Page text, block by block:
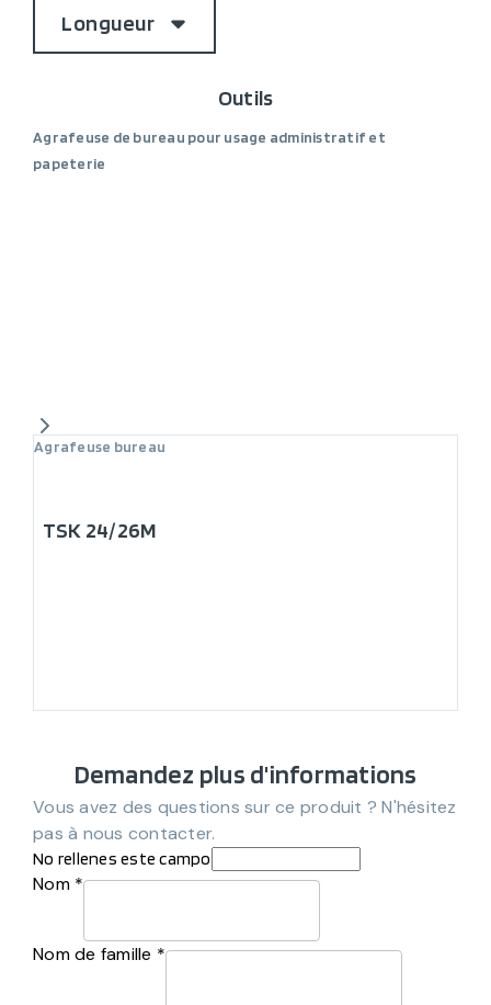
Longueur
Outils
Agrafeuse de bureau pour usage administratif et
papeterie
Agrafeuse bureau
TSK 24/26M
Demandez plus d'informations
Vous avez des questions sur ce produit ? N'hésitez
pas à nous contacter.
No rellenes este campo
Nom *
Nom de famille *